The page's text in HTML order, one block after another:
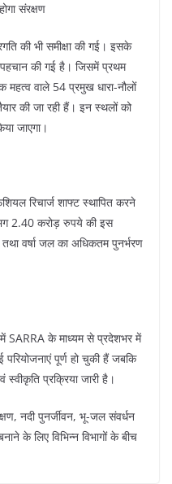
संरक्षण
की भी समीक्षा की गई। इसके
की गई है। जिसमें प्रथम
महत्व वाले 54 प्रमुख धारा-नौलों
की जा रही हैं। इन स्थलों को
जाएगा।
रिचार्ज शाफ्ट स्थापित करने
2.40 करोड़ रुपये की इस
वर्षा जल का अधिकतम पुनर्भरण
में SARRA के माध्यम से प्रदेशभर में
पूर्ण हो चुकी हैं जबकि
प्रक्रिया जारी है।
नदी पुनर्जीवन, भू-जल संवर्धन
के लिए विभिन्न विभागों के बीच